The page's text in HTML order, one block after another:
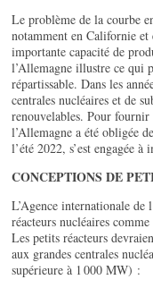
Le problème de la courbe
notamment en Californie et
importante capacité de
l’Allemagne illustre ce qui
répartissable. Dans les
centrales nucléaires et de
renouvelables. Pour fournir
l’Allemagne a été obligée
l’été 2022, s’est engagée
CONCEPTIONS DE
L’Agence internationale
réacteurs nucléaires
Les petits réacteurs
aux grandes centrales
supérieure à 1 000 MW) :